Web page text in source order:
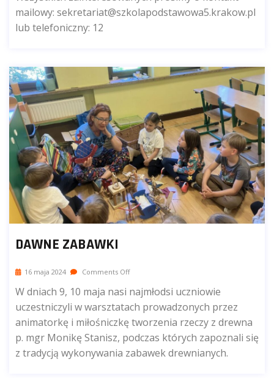
mailowy: sekretariat@szkolapodstawowa5.krakow.pl
lub telefoniczny: 12
DAWNE ZABAWKI
16 maja 2024 Comments Off
W dniach 9, 10 maja nasi najmłodsi uczniowie
uczestniczyli w warsztatach prowadzonych przez
animatorkę i miłośniczkę tworzenia rzeczy z drewna
p. mgr Monikę Stanisz, podczas których zapoznali się
z tradycją wykonywania zabawek drewnianych.